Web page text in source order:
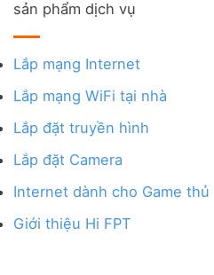
sản phẩm dịch vụ
Lắp mạng Internet
Lắp mạng WiFi tại nhà
Lắp đặt truyền hình
Lắp đặt Camera
Internet dành cho Game thủ
Giới thiệu Hi FPT